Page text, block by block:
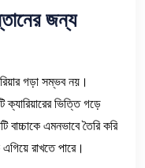
জন্য
গড়া সম্ভব নয়।
ভিত্তি গড়ে
এমনভাবে তৈরি করি
রাখতে পারে।